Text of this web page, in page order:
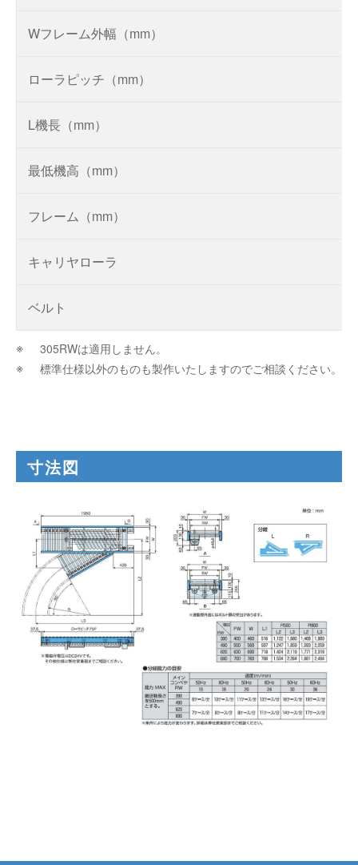
Wフレーム外幅（mm）
ローラピッチ（mm）
L機長（mm）
最低機高（mm）
フレーム（mm）
キャリヤローラ
ベルト
305RWは適用しません。
標準仕様以外のものも製作いたしますのでご相談ください。
寸法図